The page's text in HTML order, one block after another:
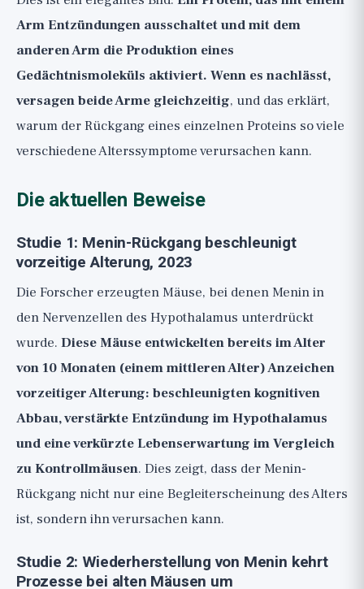
Arm Entzündungen ausschaltet und mit dem
anderen Arm die Produktion eines
Gedächtnismoleküls aktiviert. Wenn es nachlässt,
versagen beide Arme gleichzeitig, und das erklärt,
warum der Rückgang eines einzelnen Proteins so viele
verschiedene Alterssymptome verursachen kann.
Die aktuellen Beweise
Studie 1: Menin-Rückgang beschleunigt
vorzeitige Alterung, 2023
Die Forscher erzeugten Mäuse, bei denen Menin in
den Nervenzellen des Hypothalamus unterdrückt
wurde. Diese Mäuse entwickelten bereits im Alter
von 10 Monaten (einem mittleren Alter) Anzeichen
vorzeitiger Alterung: beschleunigten kognitiven
Abbau, verstärkte Entzündung im Hypothalamus
und eine verkürzte Lebenserwartung im Vergleich
zu Kontrollmäusen. Dies zeigt, dass der Menin-
Rückgang nicht nur eine Begleiterscheinung des Alters
ist, sondern ihn verursachen kann.
Studie 2: Wiederherstellung von Menin kehrt
Prozesse bei alten Mäusen um